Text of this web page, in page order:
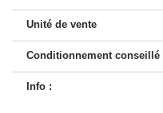
Unité de vente
Conditionnement conseillé
Info :